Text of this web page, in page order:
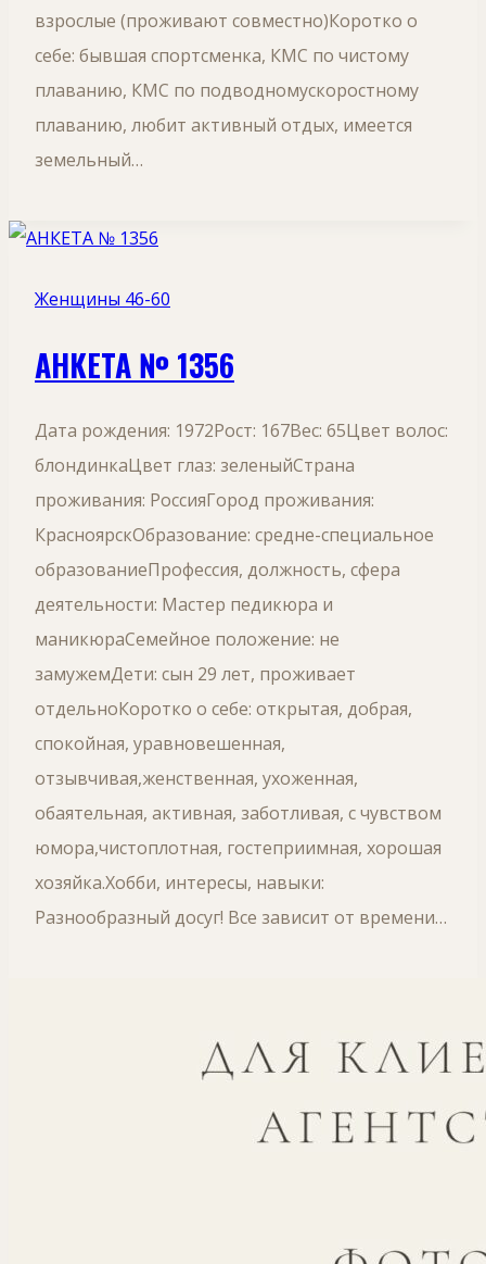
взрослые (проживают совместно)Коротко о
себе: бывшая спортсменка, КМС по чистому
плаванию, КМС по подводномускоростному
плаванию, любит активный отдых, имеется
земельный…
Женщины 46-60
АНКЕТА № 1356
Дата рождения: 1972Рост: 167Вес: 65Цвет волос:
блондинкаЦвет глаз: зеленыйСтрана
проживания: РоссияГород проживания:
КрасноярскОбразование: средне-специальное
образованиеПрофессия, должность, сфера
деятельности: Мастер педикюра и
маникюраСемейное положение: не
замужемДети: сын 29 лет, проживает
отдельноКоротко о себе: открытая, добрая,
спокойная, уравновешенная,
отзывчивая,женственная, ухоженная,
обаятельная, активная, заботливая, с чувством
юмора,чистоплотная, гостеприимная, хорошая
хозяйка.Хобби, интересы, навыки:
Разнообразный досуг! Все зависит от времени…